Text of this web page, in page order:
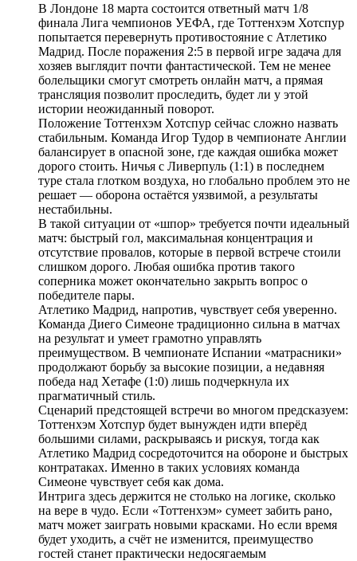
В Лондоне 18 марта состоится ответный матч 1/8
финала Лига чемпионов УЕФА, где Тоттенхэм Хотспур
попытается перевернуть противостояние с Атлетико
Мадрид. После поражения 2:5 в первой игре задача для
хозяев выглядит почти фантастической. Тем не менее
болельщики смогут смотреть онлайн матч, а прямая
трансляция позволит проследить, будет ли у этой
истории неожиданный поворот.
Положение Тоттенхэм Хотспур сейчас сложно назвать
стабильным. Команда Игор Тудор в чемпионате Англии
балансирует в опасной зоне, где каждая ошибка может
дорого стоить. Ничья с Ливерпуль (1:1) в последнем
туре стала глотком воздуха, но глобально проблем это не
решает — оборона остаётся уязвимой, а результаты
нестабильны.
В такой ситуации от «шпор» требуется почти идеальный
матч: быстрый гол, максимальная концентрация и
отсутствие провалов, которые в первой встрече стоили
слишком дорого. Любая ошибка против такого
соперника может окончательно закрыть вопрос о
победителе пары.
Атлетико Мадрид, напротив, чувствует себя уверенно.
Команда Диего Симеоне традиционно сильна в матчах
на результат и умеет грамотно управлять
преимуществом. В чемпионате Испании «матрасники»
продолжают борьбу за высокие позиции, а недавняя
победа над Хетафе (1:0) лишь подчеркнула их
прагматичный стиль.
Сценарий предстоящей встречи во многом предсказуем:
Тоттенхэм Хотспур будет вынужден идти вперёд
большими силами, раскрываясь и рискуя, тогда как
Атлетико Мадрид сосредоточится на обороне и быстрых
контратаках. Именно в таких условиях команда
Симеоне чувствует себя как дома.
Интрига здесь держится не столько на логике, сколько
на вере в чудо. Если «Тоттенхэм» сумеет забить рано,
матч может заиграть новыми красками. Но если время
будет уходить, а счёт не изменится, преимущество
гостей станет практически недосягаемым